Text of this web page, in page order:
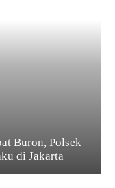
Buron, Polsek
di Jakarta